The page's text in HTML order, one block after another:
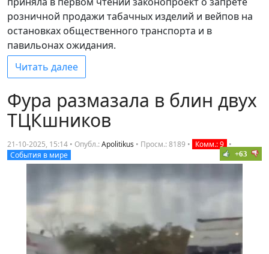
розничной продажи табачных изделий и вейпов на
остановках общественного транспорта и в
павильонах ожидания.
Читать далее
Фура размазала в блин двух
ТЦКшников
21-10-2025, 15:14 • Опубл.:Apolitikus • Просм.: 8189 • Комм.: 9 •
События в мире
+63